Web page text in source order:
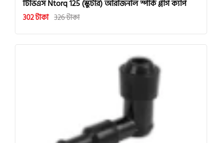
টিভিএস Ntorq 125 (স্কুটার) অরিজিনাল স্পার্ক প্লাগ ক্যাপ
302 টাকা 326 টাকা